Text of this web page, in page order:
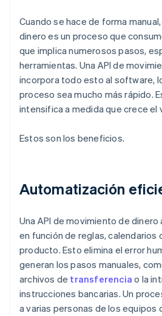
Cuando se hace de forma
dinero es un proceso que
que implica numerosos pasos,
herramientas. Una API de
incorpora todo esto al software,
proceso sea mucho más rápido.
intensifica a medida que crece el
Estos son los beneficios.
Automatización
Una API de movimiento de
en función de reglas,
producto. Esto elimina el error
generan los pasos manuales,
archivos de transferencia o la
instrucciones bancarias. Un
a varias personas de los equipos